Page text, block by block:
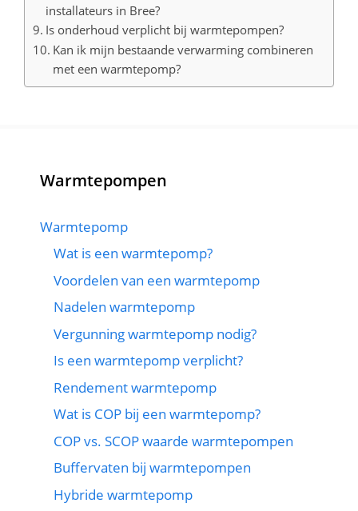
installateurs in Bree?
Is onderhoud verplicht bij warmtepompen?
Kan ik mijn bestaande verwarming combineren
met een warmtepomp?
Warmtepompen
Warmtepomp
Wat is een warmtepomp?
Voordelen van een warmtepomp
Nadelen warmtepomp
Vergunning warmtepomp nodig?
Is een warmtepomp verplicht?
Rendement warmtepomp
Wat is COP bij een warmtepomp?
COP vs. SCOP waarde warmtepompen
Buffervaten bij warmtepompen
Hybride warmtepomp